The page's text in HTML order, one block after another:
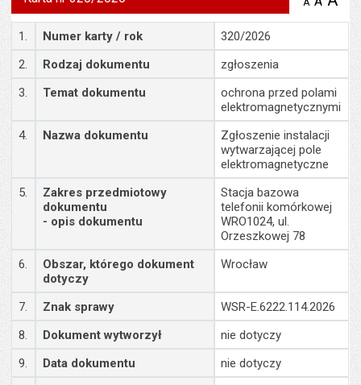
A zmniejsz
stronie
Szczegóły
1. Numer karty / rok
320/2026
2.
Rodzaj dokumentu
zgłoszenia
3.
Temat dokumentu
ochrona przed polami
elektromagnetycznymi
4.
Nazwa dokumentu
Zgłoszenie instalacji
wytwarzającej pole
elektromagnetyczne
5.
Zakres przedmiotowy
dokumentu
- opis dokumentu
Stacja bazowa
telefonii komórkowej
WRO1024, ul.
Orzeszkowej 78
6.
Obszar, którego dokument
dotyczy
Wrocław
7. Znak sprawy
WSR-E.6222.114.2026
8.
Dokument wytworzył
nie dotyczy
9.
Data dokumentu
nie dotyczy